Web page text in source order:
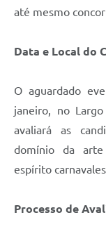
até mesmo
Data e Local do
O aguardado
janeiro, no
avaliará as
domínio da arte
espírito
Processo de